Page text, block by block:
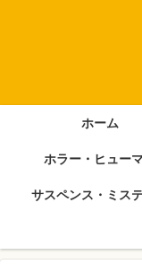
ホーム
ホラー・ヒュー
サスペンス・ミス